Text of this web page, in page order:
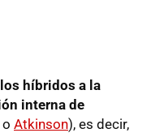
híbridos a la
interna de
Atkinson), es decir,